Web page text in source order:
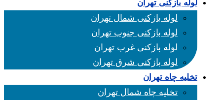
لوله بازکنی تهران
لوله بازکنی شمال تهران
لوله بازکنی جنوب تهران
لوله بازکنی غرب تهران
لوله بازکنی شرق تهران
تخلیه چاه تهران
تخلیه چاه شمال تهران